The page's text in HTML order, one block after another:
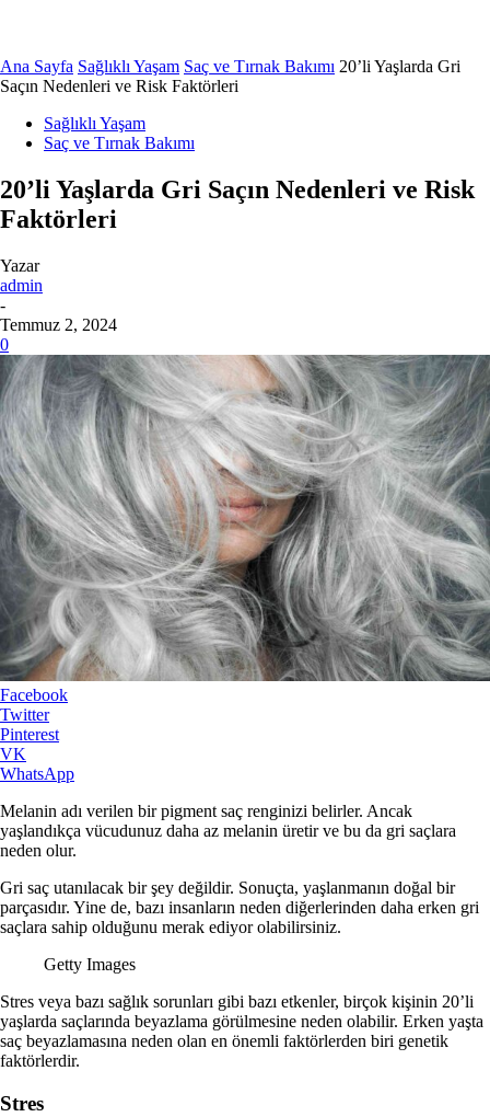
Ana Sayfa Sağlıklı Yaşam Saç ve Tırnak Bakımı 20’li Yaşlarda Gri
Saçın Nedenleri ve Risk Faktörleri
Sağlıklı Yaşam
Saç ve Tırnak Bakımı
20’li Yaşlarda Gri Saçın Nedenleri ve Risk
Faktörleri
Yazar
admin
-
Temmuz 2, 2024
0
Facebook
Twitter
Pinterest
VK
WhatsApp
Melanin adı verilen bir pigment saç renginizi belirler. Ancak
yaşlandıkça vücudunuz daha az melanin üretir ve bu da gri saçlara
neden olur.
Gri saç utanılacak bir şey değildir. Sonuçta, yaşlanmanın doğal bir
parçasıdır. Yine de, bazı insanların neden diğerlerinden daha erken gri
saçlara sahip olduğunu merak ediyor olabilirsiniz.
Getty Images
Stres veya bazı sağlık sorunları gibi bazı etkenler, birçok kişinin 20’li
yaşlarda saçlarında beyazlama görülmesine neden olabilir. Erken yaşta
saç beyazlamasına neden olan en önemli faktörlerden biri genetik
faktörlerdir.
Stres